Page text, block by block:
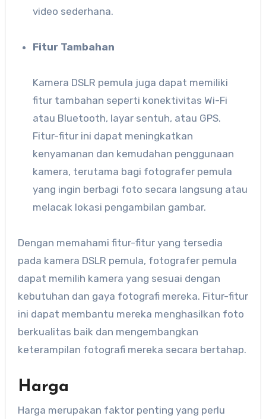
video sederhana.
Fitur Tambahan
Kamera DSLR pemula juga dapat memiliki
fitur tambahan seperti konektivitas Wi-Fi
atau Bluetooth, layar sentuh, atau GPS.
Fitur-fitur ini dapat meningkatkan
kenyamanan dan kemudahan penggunaan
kamera, terutama bagi fotografer pemula
yang ingin berbagi foto secara langsung atau
melacak lokasi pengambilan gambar.
Dengan memahami fitur-fitur yang tersedia
pada kamera DSLR pemula, fotografer pemula
dapat memilih kamera yang sesuai dengan
kebutuhan dan gaya fotografi mereka. Fitur-fitur
ini dapat membantu mereka menghasilkan foto
berkualitas baik dan mengembangkan
keterampilan fotografi mereka secara bertahap.
Harga
Harga merupakan faktor penting yang perlu